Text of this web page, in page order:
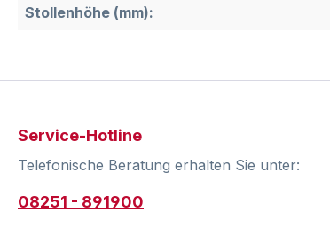
Stollenhöhe (mm):
Service-Hotline
Telefonische Beratung erhalten Sie unter:
08251 - 891900